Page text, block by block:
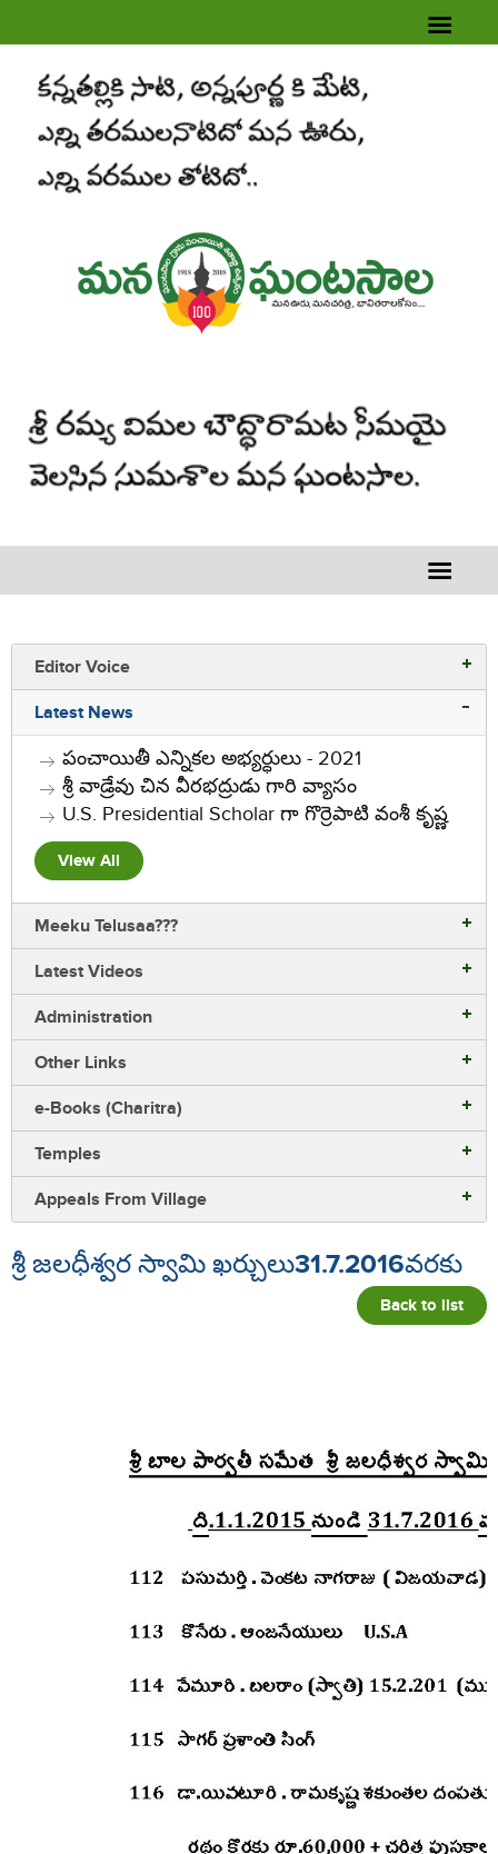
Editor Voice
Latest News
పంచాయితీ ఎన్నికల అభ్యర్ధులు - 2021
శ్రీ వాడ్రేవు చిన వీరభద్రుడు గారి వ్యాసం
U.S. Presidential Scholar గా గొర్రెపాటి వంశీ కృష్ణ
View All
Meeku Telusaa???
Latest Videos
Administration
Other Links
e-Books (Charitra)
Temples
Appeals From Village
శ్రీ జలధీశ్వర స్వామి ఖర్చులు31.7.2016వరకు
Back to list